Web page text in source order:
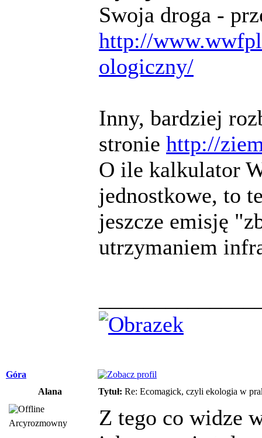
Swoja droga -
http://
ologiczny/
Inny, bardziej
stronie http://
O ile kalkulator
jednostkowe, to
jeszcze emisję
utrzymaniem
Góra
Alana
Tytuł: Re: Ecomagick, czyli ekologia w
Arcyrozmowny
Z tego co widze